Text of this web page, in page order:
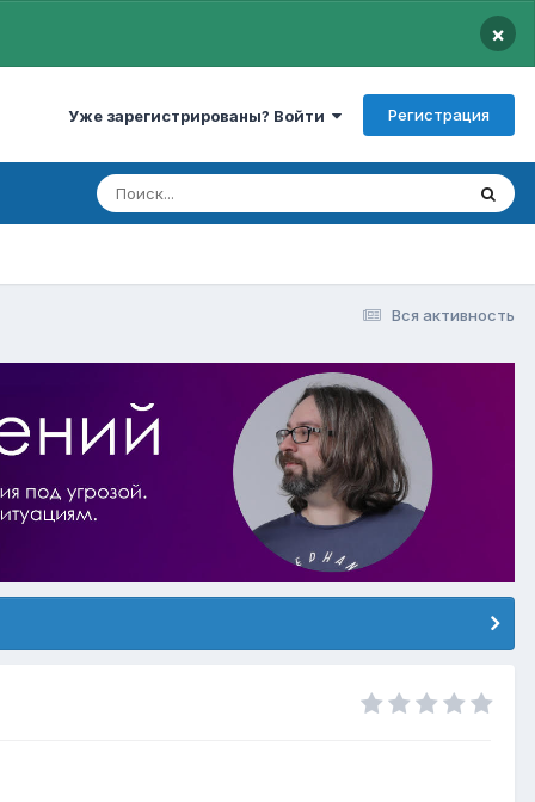
×
Уже зарегистрированы? Войти Регистрация
Вся активность